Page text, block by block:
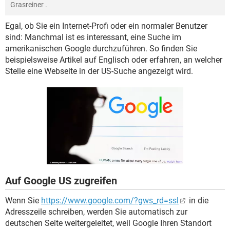
FACEBOOK
FACEBOOK HARDWARE
ANDROID
WHATSAPP TIKTOK
FACEBOOK HARDWARE
ANDROID IOS
WINDOWS 10 INSTAGRAM
WHATSAPP TIKTOK
SPIELE STREAMING
ANDROID IOS
WINDOWS 10 INSTAGRAM
HARDWARE
Grasreiner .
Egal, ob Sie ein Internet-Profi oder ein normaler Benutzer
sind: Manchmal ist es interessant, eine Suche im
amerikanischen Google durchzuführen. So finden Sie
beispielsweise Artikel auf Englisch oder erfahren, an welcher
Stelle eine Webseite in der US-Suche angezeigt wird.
Auf Google US zugreifen
Wenn Sie https://www.google.com/?gws_rd=ssl
in die
Adresszeile schreiben, werden Sie automatisch zur
deutschen Seite weitergeleitet, weil Google Ihren Standort